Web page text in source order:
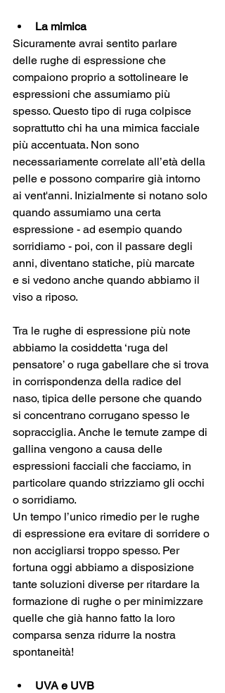
La mimica
Sicuramente avrai sentito parlare
delle rughe di espressione che
compaiono proprio a sottolineare le
espressioni che assumiamo più
spesso. Questo tipo di ruga colpisce
soprattutto chi ha una mimica facciale
più accentuata. Non sono
necessariamente correlate all’età della
pelle e possono comparire già intorno
ai vent'anni. Inizialmente si notano solo
quando assumiamo una certa
espressione - ad esempio quando
sorridiamo - poi, con il passare degli
anni, diventano statiche, più marcate
e si vedono anche quando abbiamo il
viso a riposo.
Tra le rughe di espressione più note
abbiamo la cosiddetta ‘ruga del
pensatore’ o ruga gabellare che si trova
in corrispondenza della radice del
naso, tipica delle persone che quando
si concentrano corrugano spesso le
sopracciglia. Anche le temute zampe di
gallina vengono a causa delle
espressioni facciali che facciamo, in
particolare quando strizziamo gli occhi
o sorridiamo.
Un tempo l’unico rimedio per le rughe
di espressione era evitare di sorridere o
non accigliarsi troppo spesso. Per
fortuna oggi abbiamo a disposizione
tante soluzioni diverse per ritardare la
formazione di rughe o per minimizzare
quelle che già hanno fatto la loro
comparsa senza ridurre la nostra
spontaneità!
UVA e UVB